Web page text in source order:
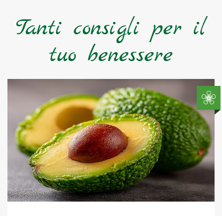
Tanti consigli per il
tuo benessere